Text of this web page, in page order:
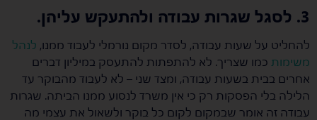
3. לסגל שגרות עבודה ולהתעקש עליהן.
להחליט על שעות עבודה, לסדר מקום נורמלי לעבוד ממנו, לנהל
משימות כמו שצריך. לא להתפתות להתעסק במיליון דברים
אחרים בבית בשעות עבודה, ומצד שני – לא לעבוד מהבוקר עד
הלילה בלי הפסקות רק כי אין משרד לנסוע ממנו הביתה. שגרות
עבודה זה אומר שבמקום לקום כל בוקר ולשאול את עצמי מה